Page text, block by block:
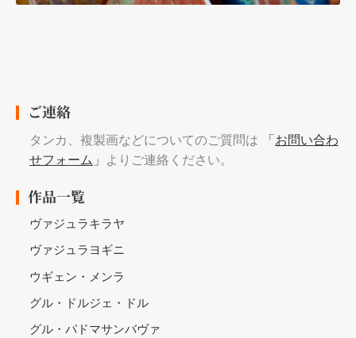
ご連絡
タンカ、複製画などについてのご質問は 「お問い合わ
せフォーム 」 よりご連絡ください。
作品一覧
ヴァジュラキラヤ
ヴァジュラヨギニ
ウギェン・メンラ
グル・ドルジェ・ドル
グル・パドマサンバヴァ